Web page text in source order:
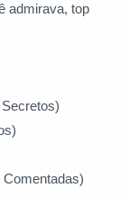
admirava, top